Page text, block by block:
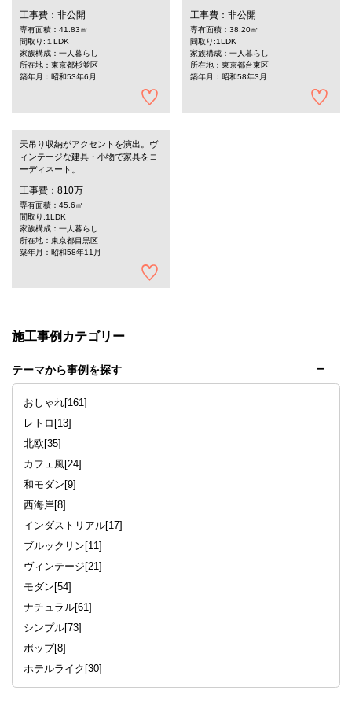
施工事例カテゴリー
テーマから事例を探す
おしゃれ[161]
レトロ[13]
北欧[35]
カフェ風[24]
和モダン[9]
西海岸[8]
インダストリアル[17]
ブルックリン[11]
ヴィンテージ[21]
モダン[54]
ナチュラル[61]
シンプル[73]
ポップ[8]
ホテルライク[30]
工事費：非公開
専有面積：41.83㎡
間取り:１LDK
家族構成：一人暮らし
所在地：東京都杉並区
築年月：昭和53年6月
工事費：非公開
専有面積：38.20㎡
間取り:1LDK
家族構成：一人暮らし
所在地：東京都台東区
築年月：昭和58年3月
天吊り収納がアクセントを演出。ヴ
ィンテージな建具・小物で家具をコ
ーディネート。
工事費：810万
専有面積：45.6㎡
間取り:1LDK
家族構成：一人暮らし
所在地：東京都目黒区
築年月：昭和58年11月